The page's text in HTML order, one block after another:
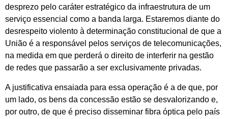
desprezo pelo caráter estratégico da infraestrutura de um
serviço essencial como a banda larga. Estaremos diante do
desrespeito violento à determinação constitucional de que a
União é a responsável pelos serviços de telecomunicações,
na medida em que perderá o direito de interferir na gestão
de redes que passarão a ser exclusivamente privadas.
A justificativa ensaiada para essa operação é a de que, por
um lado, os bens da concessão estão se desvalorizando e,
por outro, de que é preciso disseminar fibra óptica pelo país